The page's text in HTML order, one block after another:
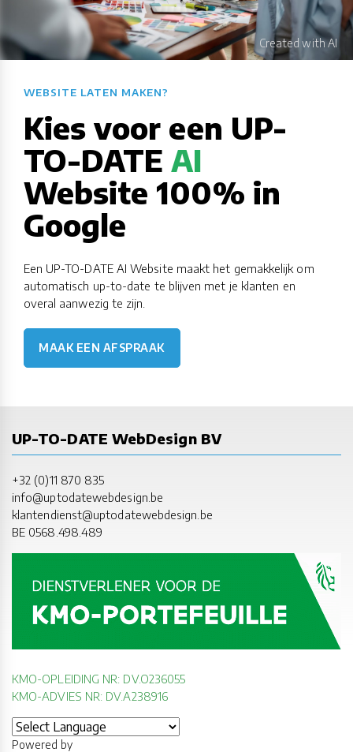
WEBSITE LATEN MAKEN?​​​​​​​​​​​​​​
Kies voor een UP-
TO-DATE AI
Website 100% in
Google
Een UP-TO-DATE AI Website maakt het gemakkelijk om
automatisch up-to-date te blijven met je klanten en
overal aanwezig te zijn.
MAAK EEN AFSPRAAK
UP-TO-DATE WebDesign BV
+32 (0)11 870 835
info@uptodatewebdesign.be
klantendienst@uptodatewebdesign.be
BE 0568.498.489
KMO-OPLEIDING NR: DV.O236055
KMO-ADVIES NR: DV.A238916
Powered by